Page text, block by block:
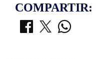
COMPARTIR: